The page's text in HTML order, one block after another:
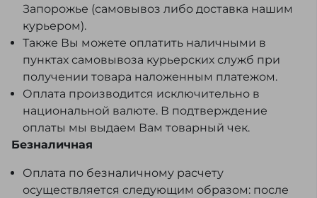
Запорожье (самовывоз либо доставка нашим
курьером).
Также Вы можете оплатить наличными в
пунктах самовывоза курьерских служб при
получении товара наложенным платежом.
Оплата производится исключительно в
национальной валюте. В подтверждение
оплаты мы выдаем Вам товарный чек.
Безналичная
Оплата по безналичному расчету
осуществляется следующим образом: после